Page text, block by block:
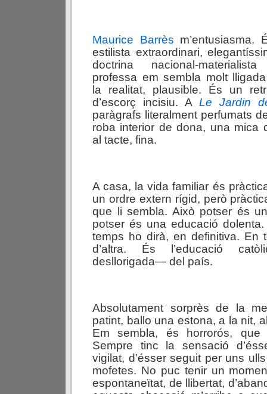
Maurice Barrès m’entusiasma.
estilista extraordinari,
doctrina nacional-
professa em sembla molt
la realitat, plausible. És un
d’escorç incisiu. A Le Jardin
paràgrafs literalment perfumats
roba interior de dona, una mica
al tacte, fina.
A casa, la vida familiar és
un ordre extern rígid, però
que li sembla. Això potser és
potser és una educació
temps ho dirà, en definitiva. En
d’altra. És l’educació
desllorigada— del país.
Absolutament sorprès de la
patint, ballo una estona, a la nit,
Em sembla, és horrorós, que
Sempre tinc la sensació
vigilat, d’ésser seguit per uns
mofetes. No puc tenir un
espontaneïtat, de llibertat,